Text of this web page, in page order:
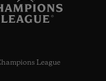
League